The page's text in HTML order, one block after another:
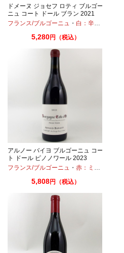
ドメーヌ ジョセフ ロティ ブルゴー
ニュ コート ドール ブラン 2021
750ml
フランス/ブルゴーニュ ・ 白：辛口
5,280円（税込）
シャルドネ
アルノー バイヨ ブルゴーニュ コー
ト ドール ピノノワール 2023
750ml
フランス/ブルゴーニュ ・ 赤：ミディアムボディ
5,808円（税込）